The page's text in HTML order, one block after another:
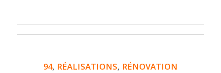
94, RÉALISATIONS, RÉNOVATION